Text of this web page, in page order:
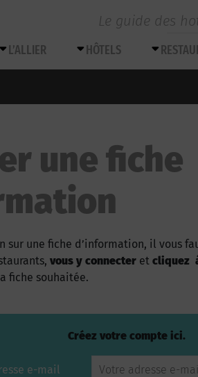
Le guide des
L’ALLIER HÔTELS
une fiche
sur une fiche d’information, il vous
vous y connecter et cliquez
fiche souhaitée.
Créez votre compte ici.
e-mail